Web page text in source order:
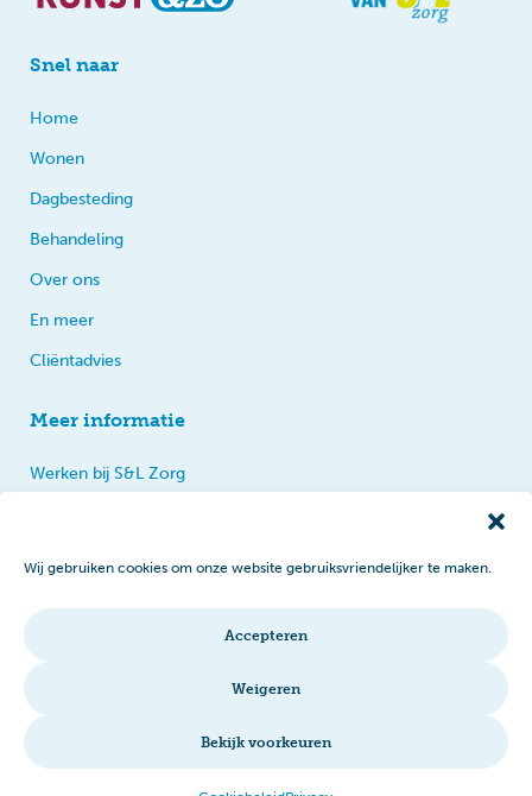
Wij gebruiken cookies om onze website gebruiksvriendelijker te maken.
Accepteren
Weigeren
Bekijk voorkeuren
Snel naar
Home
Wonen
Dagbesteding
Behandeling
Over ons
En meer
Cliëntadvies
Meer informatie
Werken bij S&L Zorg
Intranet